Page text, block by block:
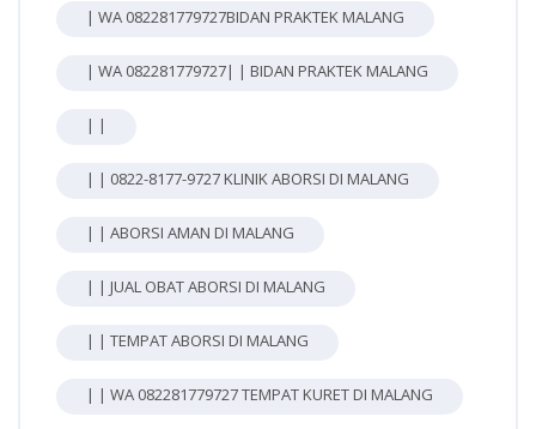
| WA 082281779727BIDAN PRAKTEK MALANG
| WA 082281779727| | BIDAN PRAKTEK MALANG
| |
| | 0822-8177-9727 KLINIK ABORSI DI MALANG
| | ABORSI AMAN DI MALANG
| | JUAL OBAT ABORSI DI MALANG
| | TEMPAT ABORSI DI MALANG
| | WA 082281779727 TEMPAT KURET DI MALANG